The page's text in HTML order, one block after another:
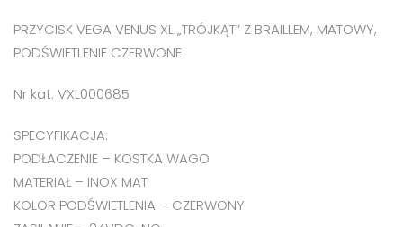
PRZYCISK VEGA VENUS XL „TRÓJKĄT” Z BRAILLEM, MATOWY,
PODŚWIETLENIE CZERWONE
Nr kat. VXL000685
SPECYFIKACJA:
PODŁACZENIE – KOSTKA WAGO
MATERIAŁ – INOX MAT
KOLOR PODŚWIETLENIA – CZERWONY